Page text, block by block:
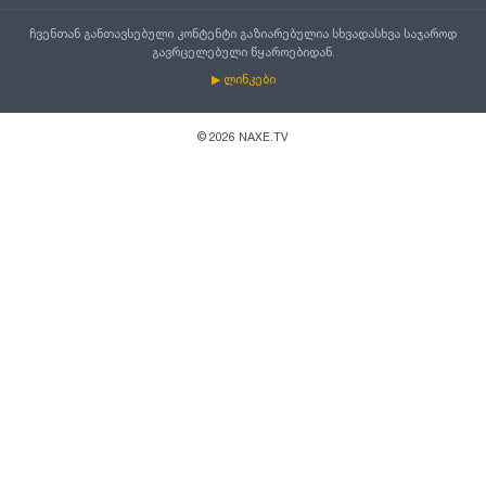
ჩვენთან განთავსებული კონტენტი გაზიარებულია სხვადასხვა საჯაროდ
გავრცელებული წყაროებიდან.
▶ ლინკები
© 2026 NAXE.TV